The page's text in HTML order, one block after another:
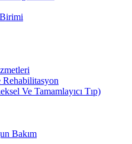
Ve Tamamlayıcı Tıp)
Bakım